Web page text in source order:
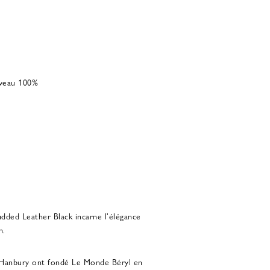
100%
Leather Black incarne l'élégance
ont fondé Le Monde Béryl en